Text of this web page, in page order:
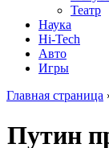
Театр
Наука
Hi-Tech
Авто
Игры
Главная страница
Путин